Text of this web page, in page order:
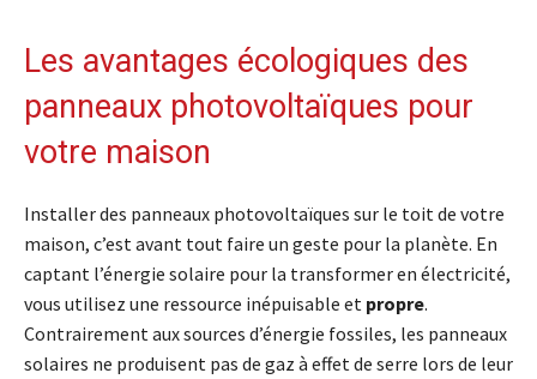
Les avantages écologiques des
panneaux photovoltaïques pour
votre maison
Installer des panneaux photovoltaïques sur le toit de votre
maison, c’est avant tout faire un geste pour la planète. En
captant l’énergie solaire pour la transformer en électricité,
vous utilisez une ressource inépuisable et propre.
Contrairement aux sources d’énergie fossiles, les panneaux
solaires ne produisent pas de gaz à effet de serre lors de leur